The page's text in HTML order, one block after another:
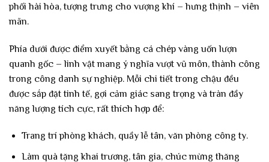
phối hài hòa, tượng trưng cho vượng khí – hưng thịnh – viên
mãn.
Phía dưới được điểm xuyết bằng cá chép vàng uốn lượn
quanh gốc – linh vật mang ý nghĩa vượt vũ môn, thành công
trong công danh sự nghiệp. Mỗi chi tiết trong chậu đều
được sắp đặt tinh tế, gợi cảm giác sang trọng và tràn đầy
năng lượng tích cực, rất thích hợp để:
Trang trí phòng khách, quầy lễ tân, văn phòng công ty.
Làm quà tặng khai trương, tân gia, chúc mừng thăng